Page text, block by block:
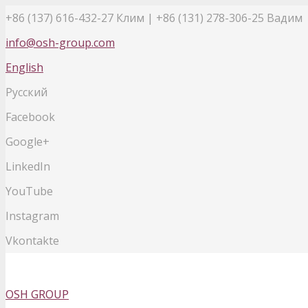
+86 (137) 616-432-27 Клим | +86 (131) 278-306-25 Вадим
info@osh-group.com
English
Русский
Facebook
Google+
LinkedIn
YouTube
Instagram
Vkontakte
OSH GROUP